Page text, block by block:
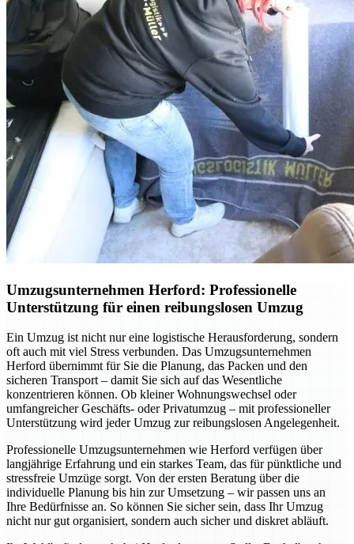
Umzugsunternehmen Herford: Professionelle
Unterstützung für einen reibungslosen Umzug
Ein Umzug ist nicht nur eine logistische Herausforderung, sondern
oft auch mit viel Stress verbunden. Das Umzugsunternehmen
Herford übernimmt für Sie die Planung, das Packen und den
sicheren Transport – damit Sie sich auf das Wesentliche
konzentrieren können. Ob kleiner Wohnungswechsel oder
umfangreicher Geschäfts- oder Privatumzug – mit professioneller
Unterstützung wird jeder Umzug zur reibungslosen Angelegenheit.
Professionelle Umzugsunternehmen wie Herford verfügen über
langjährige Erfahrung und ein starkes Team, das für pünktliche und
stressfreie Umzüge sorgt. Von der ersten Beratung über die
individuelle Planung bis hin zur Umsetzung – wir passen uns an
Ihre Bedürfnisse an. So können Sie sicher sein, dass Ihr Umzug
nicht nur gut organisiert, sondern auch sicher und diskret abläuft.